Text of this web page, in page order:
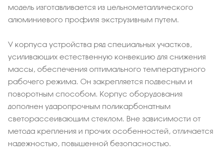
модель изготавливается из цельнометаллического
алюминиевого профиля экструзивным путем.
У корпуса устройства ряд специальных участков,
усиливающих естественную конвекцию для снижения
массы, обеспечения оптимального температурного
рабочего режима. Он закрепляется подвесным и
поворотным способом. Корпус оборудования
дополнен ударопрочным поликарбонатным
светорассеивающим стеклом. Вне зависимости от
метода крепления и прочих особенностей, отличается
надежностью, повышенной безопасностью.